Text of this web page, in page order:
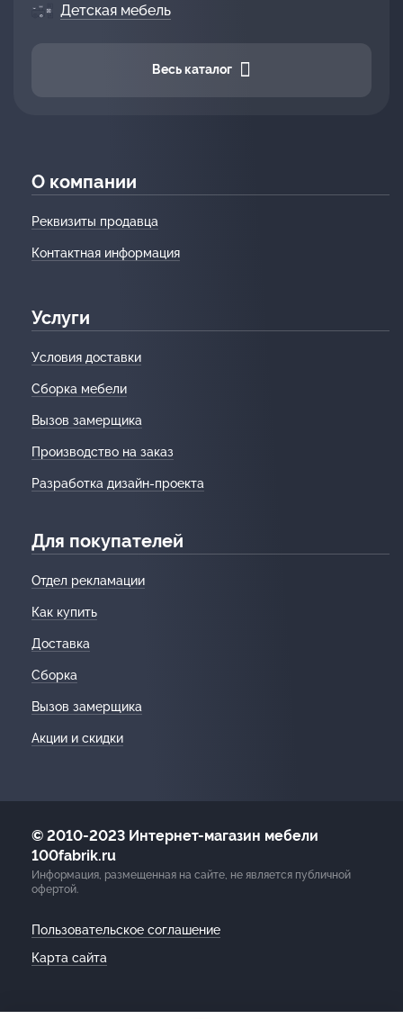
Детская мебель
Весь каталог
О компании
Реквизиты продавца
Контактная информация
Услуги
Условия доставки
Сборка мебели
Вызов замерщика
Производство на заказ
Разработка дизайн-проекта
Для покупателей
Отдел рекламации
Как купить
Доставка
Сборка
Вызов замерщика
Акции и скидки
© 2010-2023 Интернет-магазин мебели
100fabrik.ru
Информация, размещенная на сайте, не является публичной
офертой.
Пользовательское соглашение
Карта сайта